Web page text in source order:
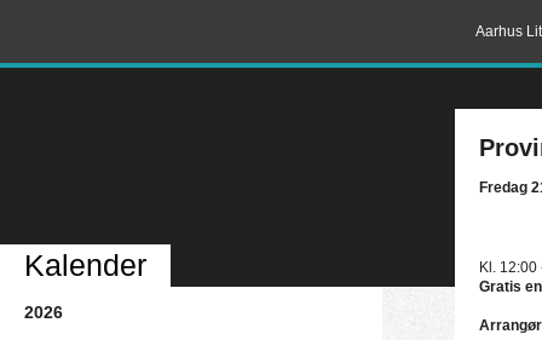
Aarhus
Fredag
Kl. 12:00
Gratis
Kalender
2026